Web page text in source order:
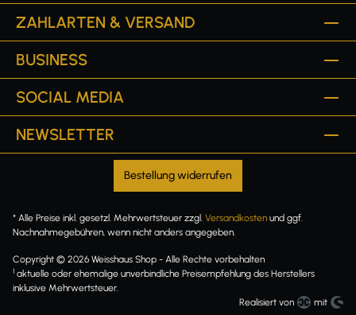
ZAHLARTEN & VERSAND
BUSINESS
SOCIAL MEDIA
NEWSLETTER
Bestellung widerrufen
* Alle Preise inkl. gesetzl. Mehrwertsteuer zzgl. Versandkosten und ggf.
Nachnahmegebühren, wenn nicht anders angegeben.
Copyright © 2026 Weisshaus Shop - Alle Rechte vorbehalten
1 aktuelle oder ehemalige unverbindliche Preisempfehlung des Herstellers
inklusive Mehrwertsteuer.
Realisiert von
mit